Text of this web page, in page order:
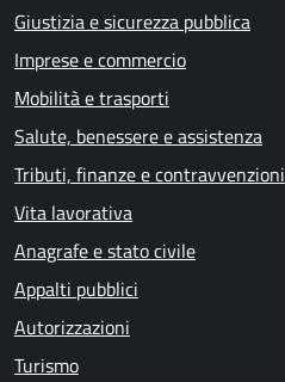
Giustizia e sicurezza pubblica
Imprese e commercio
Mobilità e trasporti
Salute, benessere e assistenza
Tributi, finanze e contravvenzioni
Vita lavorativa
Anagrafe e stato civile
Appalti pubblici
Autorizzazioni
Turismo